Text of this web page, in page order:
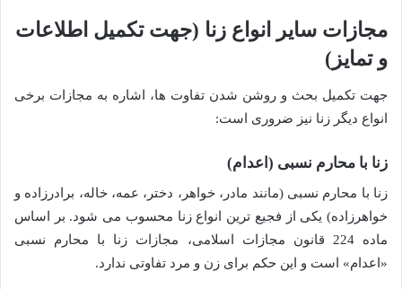
مجازات سایر انواع زنا (جهت تکمیل اطلاعات
و تمایز)
جهت تکمیل بحث و روشن شدن تفاوت ها، اشاره به مجازات برخی
انواع دیگر زنا نیز ضروری است:
زنا با محارم نسبی (اعدام)
زنا با محارم نسبی (مانند مادر، خواهر، دختر، عمه، خاله، برادرزاده و
خواهرزاده) یکی از فجیع ترین انواع زنا محسوب می شود. بر اساس
ماده 224 قانون مجازات اسلامی، مجازات زنا با محارم نسبی
«اعدام» است و این حکم برای زن و مرد تفاوتی ندارد.